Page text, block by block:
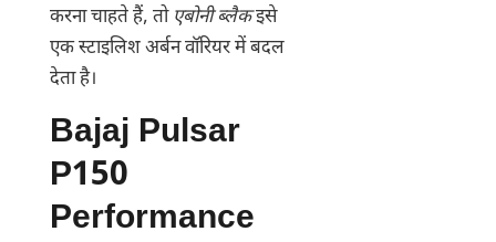
करना चाहते हैं, तो एबोनी ब्लैकइसे
एक स्टाइलिश अर्बन वॉरियर में बदल
देता है।
Bajaj Pulsar
P150
Performance